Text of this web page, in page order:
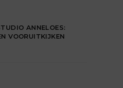
ANNELOES:
VOORUITKIJKEN